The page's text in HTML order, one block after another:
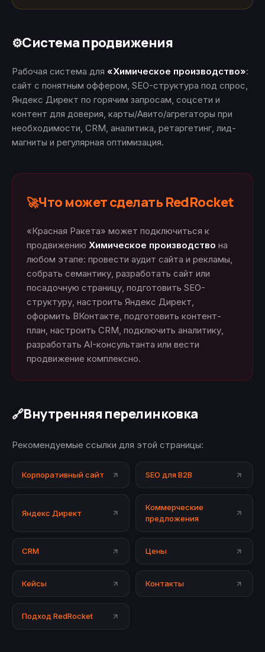
⚙️Система продвижения
Рабочая система для «Химическое производство»:
сайт с понятным оффером, SEO-структура под спрос,
Яндекс Директ по горячим запросам, соцсети и
контент для доверия, карты/Авито/агрегаторы при
необходимости, CRM, аналитика, ретаргетинг, лид-
магниты и регулярная оптимизация.
🚀Что может сделать RedRocket
«Красная Ракета» может подключиться к
продвижению Химическое производство на
любом этапе: провести аудит сайта и рекламы,
собрать семантику, разработать сайт или
посадочную страницу, подготовить SEO-
структуру, настроить Яндекс Директ,
оформить ВКонтакте, подготовить контент-
план, настроить CRM, подключить аналитику,
разработать AI-консультанта или вести
продвижение комплексно.
🔗Внутренняя перелинковка
Рекомендуемые ссылки для этой страницы:
Корпоративный сайт SEO для B2B
Яндекс Директ
Коммерческие
предложения
CRM Цены
Кейсы Контакты
Подход RedRocket